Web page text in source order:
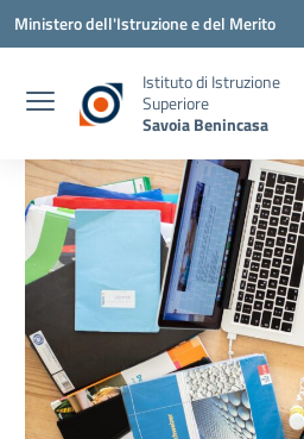
Vai ai contenuti
Vai al menu di navigazione
Vai al footer
Ministero dell'Istruzione e del Merito
Istituto di Istruzione
Superiore
Savoia Benincasa